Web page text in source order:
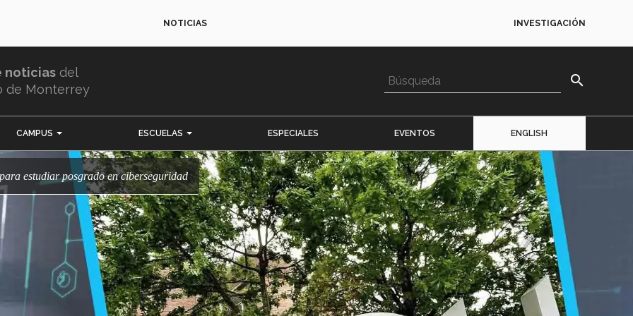
NOTICIAS INVESTIGACIÓN
noticias del
de Monterrey
search
CAMPUS ESCUELAS ESPECIALES EVENTOS ENGLISH
para estudiar posgrado en ciberseguridad